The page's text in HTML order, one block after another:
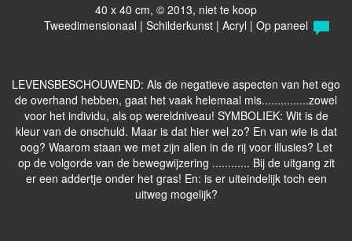
40 x 40 cm, © 2013, niet te koop
Tweedimensionaal | Schilderkunst | Acryl | Op paneel
LEVENSBESCHOUWEND: Als de negatieve aspecten van het ego
de overhand hebben, gaat het vaak helemaal mis...............zowel
voor het individu, als op wereldniveau! SYMBOLIEK: Wit is de
kleur van de onschuld. Maar is dat hier wel zo? En van wie is dat
oog? Waarom staan we met zijn allen in de rij voor illusies? Let
op de volgorde van de bewegwijzering ............ Bij de uitgang zit
er een addertje onder het gras! En: is er uiteindelijk toch een
uitweg mogelijk?